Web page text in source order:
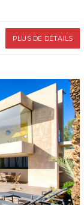
PLUS DE DÉTAILS